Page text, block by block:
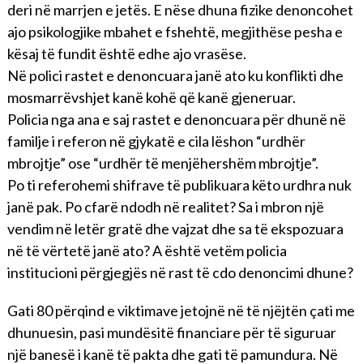
deri në marrjen e jetës. E nëse dhuna fizike denoncohet
ajo psikologjike mbahet e fshehtë, megjithëse pesha e
kësaj të fundit është edhe ajo vrasëse.
Në polici rastet e denoncuara janë ato ku konflikti dhe
mosmarrëvshjet kanë kohë që kanë gjeneruar.
Policia nga ana e saj rastet e denoncuara për dhunë në
familje i referon në gjykatë e cila lëshon “urdhër
mbrojtje” ose “urdhër të menjëhershëm mbrojtje”.
Po ti referohemi shifrave të publikuara këto urdhra nuk
janë pak. Po cfarë ndodh në realitet? Sa i mbron një
vendim në letër gratë dhe vajzat dhe sa të ekspozuara
në të vërtetë janë ato? A është vetëm policia
institucioni përgjegjës në rast të cdo denoncimi dhune?
Gati 80 përqind e viktimave jetojnë në të njëjtën çati me
dhunuesin, pasi mundësitë financiare për të siguruar
një banesë i kanë të pakta dhe gati të pamundura. Në